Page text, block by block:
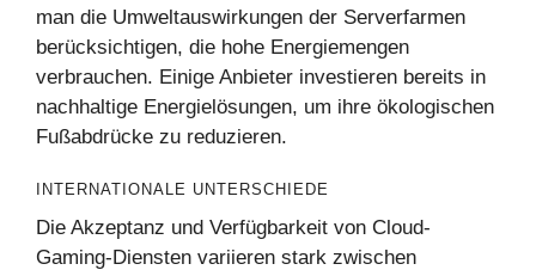
man die Umweltauswirkungen der Serverfarmen
berücksichtigen, die hohe Energiemengen
verbrauchen. Einige Anbieter investieren bereits in
nachhaltige Energielösungen, um ihre ökologischen
Fußabdrücke zu reduzieren.
INTERNATIONALE UNTERSCHIEDE
Die Akzeptanz und Verfügbarkeit von Cloud-
Gaming-Diensten variieren stark zwischen